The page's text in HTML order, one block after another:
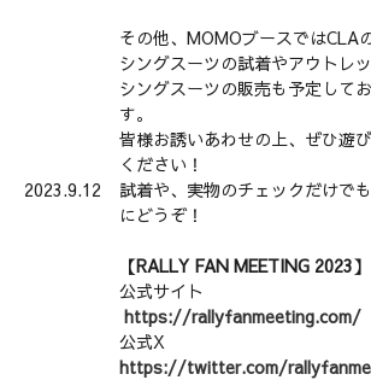
2023.9.12
その他、MOMOブースではCLA
シングスーツの試着やアウトレ
シングスーツの販売も予定して
す。
皆様お誘いあわせの上、ぜひ遊
ください！
試着や、実物のチェックだけで
にどうぞ！
【RALLY FAN MEETING 2023】
公式サイト
https://rallyfanmeeting.com/
公式X
https://twitter.com/